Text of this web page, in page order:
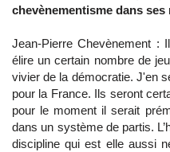
chevènementisme dans ses
Jean-Pierre Chevènement :
élire un certain nombre de
vivier de la démocratie. J'en
pour la France. Ils seront
pour le moment il serait
dans un système de partis.
discipline qui est elle aussi